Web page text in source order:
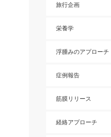
旅行企画
栄養学
浮腫みのアプローチ
症例報告
筋膜リリース
経絡アプローチ